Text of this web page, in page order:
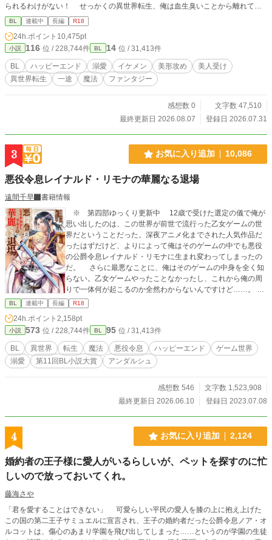
られるわけがない！ せっかくの異世界転生、俺は血生臭いことから離れてゆ
るふわスローライフを楽しみたい。 手始めに、モンスターをボコしてレベル
アップ。強くなって金持ちになって、他国に逃げてやろうじゃねえの！ ——
と思ってたのに、原作では天敵となる聖騎士アルフェンと出会ってしまい冒険者
チームを組むことになって、何が奴の琴線に触れたのか懐かれて!? 自分の命
が一番大切だったはずなのに、どんどん他にも大切な物が増えていってしまう。
こうなったら俺の人生を面白おかしく豊かにする為にも、最良の未来を掴み取り
に行ってやる！ １章２章は毎日投稿(12:10)になります。日曜日は２話投稿で
BL 連載中 長編 R18
24h.ポイント 10,475pt
小説 116 位 / 228,744件 BL 14 位 / 31,413件
BL ハッピーエンド 溺愛 イケメン 美形攻め
美人受け
異世界転生
一途 魔法 ファンタジー
感想数 0
文字数 47,510
最終更新日 2026.08.07
登録日 2026.07.31
3 お気に入り追加 10,086
悪役令息レイナルド・リモナの華麗なる退場
遠間千早
書籍情報
※ 第四部ゆっくり更新中 12歳で受けた選定の儀で俺が
思い出したのは、この世界が前世で流行った乙女ゲームの世
界だということだった。深夜アニメ化までされた人気作品だ
ったはずだけど、よりによって俺はそのゲームの中でも悪役
の公爵令息レイナルド・リモナに生まれ変わってしまったの
だ。 さらに最悪なことに、俺はそのゲームの中身を全く知
らない。乙女ゲームやったことなかったし、これから俺の周
りで一体何が起こるのか全然わからないんですけど……。
内容は知らなくとも、一時期SNSでトレンド入りして流れて
きた不穏なワードは多少なりとも覚えている。 「ダメナルド
安定の裏切り」 「約束された末路」 って……怖！ 俺何
やらかすの！？ せっかく素敵なファンタジーの世界なのに
急に将来が怖い！ 俺は世界の平和と己の平穏のために、公
爵家の次男としてのほのぼの生活を手にするべく堅実に生き
ようと固く決心した……はずだったのに気が付いたら同級生
を企てる怪しい陰謀にすっかり巻き込まれてるんですけ
ど？！ 無事約束された末路まで一直線の予感！？ いやい
の手で掴むんだ……！ 悪役になりたくない公爵令息がジタ
バタする物語。(徐々にBLです。ご注意ください) 第11回BL
にありがとうございました。(2024年11月に書籍化しました)
BL 連載中 長編 R18
24h.ポイント 2,158pt
小説 573 位 / 228,744件 BL 95 位 / 31,413件
BL 異世界 転生 魔法 悪役令息 ハッピーエンド
ゲーム世界
溺愛
第11回BL小説大賞 アンダルシュ
感想数 546
文字数 1,523,908
最終更新日 2026.06.10
登録日 2023.07.08
4 お気に入り追加 2,124
婚約者の王子様に愛人がいるらしいが、ペットを探すのに忙
しいので放っておいてくれ。
藤海さや
「君を愛することはできない」 可愛らしい平民の愛人を膝の上に抱え上げた
この国の第二王子サミュエルに宣言され、王子の婚約者だった公爵令息ノア・オ
ルコットは、傷心のあまり学園を飛び出してしまった……というのが学園の生徒